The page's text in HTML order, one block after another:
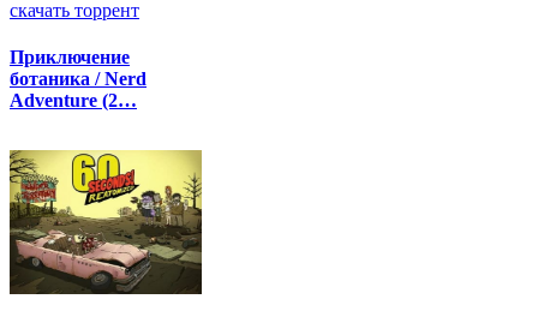
Приключение
ботаника / Nerd
Adventure (2…